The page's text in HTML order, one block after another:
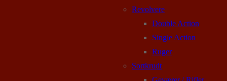
Revolvere
Double Action
Single Action
Ruger
Sortkrudt